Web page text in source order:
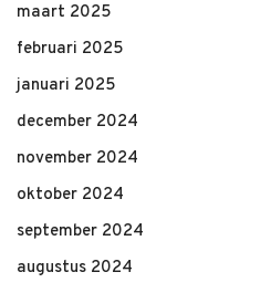
maart 2025
februari 2025
januari 2025
december 2024
november 2024
oktober 2024
september 2024
augustus 2024